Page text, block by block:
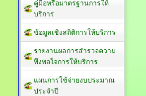
คู่มือหรือมาตรฐานการให้
บริการ
ข้อมูลเชิงสถิติการให้บริการ
รายงานผลการสำรวจความ
พึงพอใจการให้บริการ
แผนการใช้จ่ายงบประมาณ
ประจำปี